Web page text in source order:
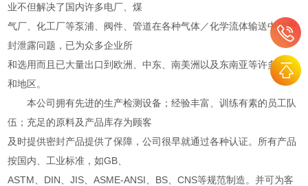
业不但解决了国内许多电厂、煤
气厂、化工厂等泵浦、阀件、管道在各种气体／化学流体输送中的密
封泄露问题，已为众多企业所
和选用而且已大量出口到欧洲、中东、南美洲以及东南亚等许多国家
和地区。
本公司拥有先进的生产检测设备；经验丰富、训练有素的员工队
伍；充足的原料及产品库存为顾客
及时提供密封产品提供了保障，公司很早就通过各种认证。所有产品
按国内、工业标准，如GB、
ASTM、DIN、JIS、ASME-ANSI、BS、CNS等规范制造。并可为客